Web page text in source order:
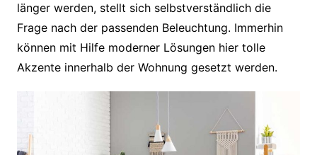
länger werden, stellt sich selbstverständlich die
Frage nach der passenden Beleuchtung. Immerhin
können mit Hilfe moderner Lösungen hier tolle
Akzente innerhalb der Wohnung gesetzt werden.